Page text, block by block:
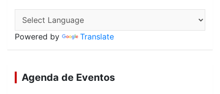
Powered by Translate
Agenda de Eventos